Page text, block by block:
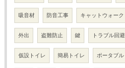
吸音材 防音工事 キャットウォーク
外出 盗難防止 鍵 トラブル回
仮設トイレ 簡易トイレ ポータブ